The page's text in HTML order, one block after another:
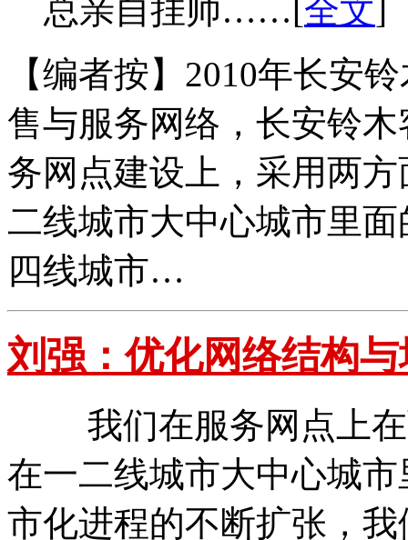
总亲自挂帅……[全文]
【编者按】2010年长安
售与服务网络，长安铃
务网点建设上，采用两
二线城市大中心城市里
四线城市…
刘强：优化网络结构
我们在服务网点上在
在一二线城市大中心城
市化进程的不断扩张，